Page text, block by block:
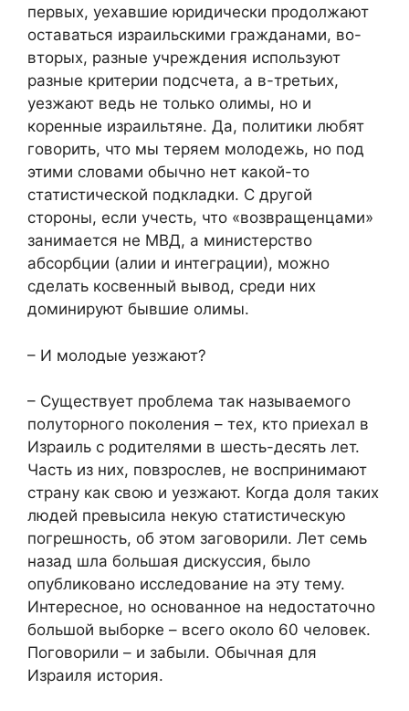
первых, уехавшие юридически продолжают
оставаться израильскими гражданами, во-
вторых, разные учреждения используют
разные критерии подсчета, а в-третьих,
уезжают ведь не только олимы, но и
коренные израильтяне. Да, политики любят
говорить, что мы теряем молодежь, но под
этими словами обычно нет какой-то
статистической подкладки. С другой
стороны, если учесть, что «возвращенцами»
занимается не МВД, а министерство
абсорбции (алии и интеграции), можно
сделать косвенный вывод, среди них
доминируют бывшие олимы.
– И молодые уезжают?
– Существует проблема так называемого
полуторного поколения – тех, кто приехал в
Израиль с родителями в шесть-десять лет.
Часть из них, повзрослев, не воспринимают
страну как свою и уезжают. Когда доля таких
людей превысила некую статистическую
погрешность, об этом заговорили. Лет семь
назад шла большая дискуссия, было
опубликовано исследование на эту тему.
Интересное, но основанное на недостаточно
большой выборке – всего около 60 человек.
Поговорили – и забыли. Обычная для
Израиля история.